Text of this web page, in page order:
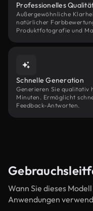
Professionelles
Außergewöhnliche
natürlicher
Produktfotografie und
Schnelle Generation
Generieren Sie qualitativ
Minuten. Ermöglicht
Feedback-Antworten.
Wann Sie dieses
Anwendungen